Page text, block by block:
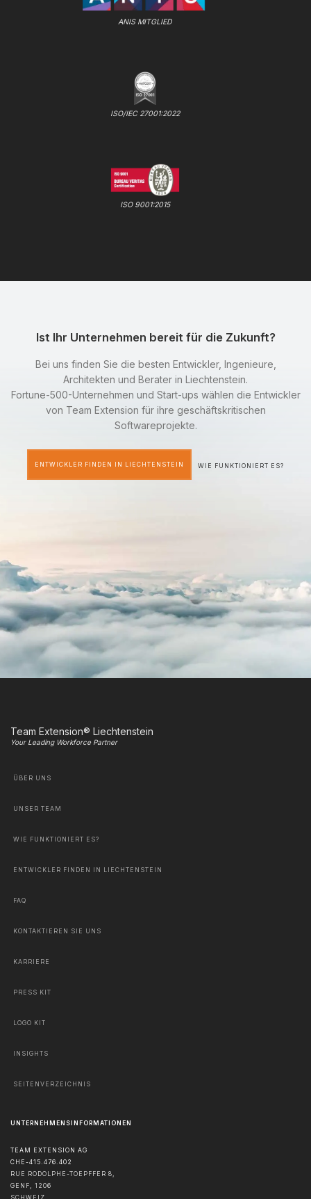
ANIS MITGLIED
ISO/IEC 27001:2022
ISO 9001:2015
Ist Ihr Unternehmen bereit für die Zukunft?
Bei uns finden Sie die besten Entwickler, Ingenieure,
Architekten und Berater in Liechtenstein.
Fortune-500-Unternehmen und Start-ups wählen die Entwickler
von Team Extension für ihre geschäftskritischen
Softwareprojekte.
ENTWICKLER FINDEN IN LIECHTENSTEIN WIE FUNKTIONIERT ES?
Team Extension® Liechtenstein
Your Leading Workforce Partner
ÜBER UNS
UNSER TEAM
WIE FUNKTIONIERT ES?
ENTWICKLER FINDEN IN LIECHTENSTEIN
FAQ
KONTAKTIEREN SIE UNS
KARRIERE
PRESS KIT
LOGO KIT
INSIGHTS
SEITENVERZEICHNIS
UNTERNEHMENSINFORMATIONEN
TEAM EXTENSION AG
CHE-415.476.402
RUE RODOLPHE-TOEPFFER 8,
GENF, 1206